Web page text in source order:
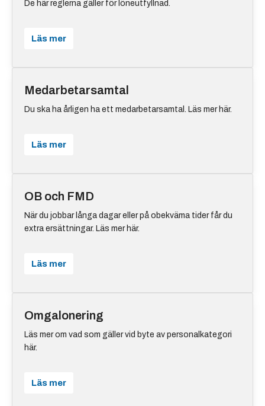
De här reglerna gäller för löneutfyllnad.
Läs mer
Medarbetarsamtal
Du ska ha årligen ha ett medarbetarsamtal. Läs mer här.
Läs mer
OB och FMD
När du jobbar långa dagar eller på obekväma tider får du
extra ersättningar. Läs mer här.
Läs mer
Omgalonering
Läs mer om vad som gäller vid byte av personalkategori
här.
Läs mer